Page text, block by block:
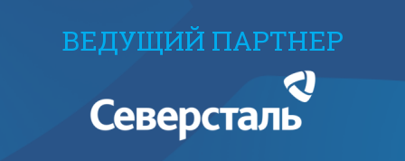
ВЕДУЩИЙ ПАРТНЕР